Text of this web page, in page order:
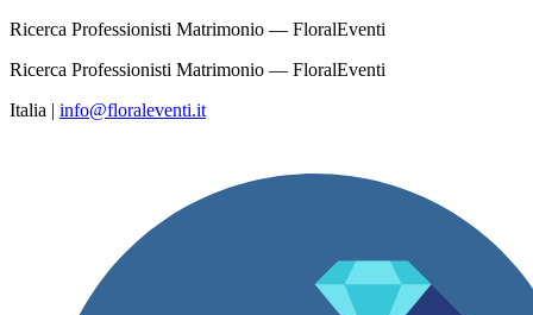
Ricerca Professionisti Matrimonio — FloralEventi
Ricerca Professionisti Matrimonio — FloralEventi
Italia | info@floraleventi.it